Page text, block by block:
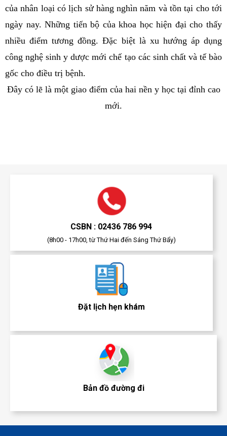
của nhân loại có lịch sử hàng nghìn năm và tồn tại cho tới
ngày nay. Những tiến bộ của khoa học hiện đại cho thấy
nhiều điểm tương đồng. Đặc biệt là xu hướng áp dụng
công nghệ sinh y dược mới chế tạo các sinh chất và tế bào
gốc cho điều trị bệnh.
Đây có lẽ là một giao điểm của hai nền y học tại đỉnh cao
mới.
CSBN : 02436 786 994
(8h00 - 17h00, từ Thứ Hai đến Sáng Thứ Bẩy)
Đặt lịch hẹn khám
Bản đồ đường đi